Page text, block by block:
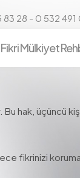
83 28 - 0 532
Fikri Mülkiyet
hak, üçüncü
fikrinizi